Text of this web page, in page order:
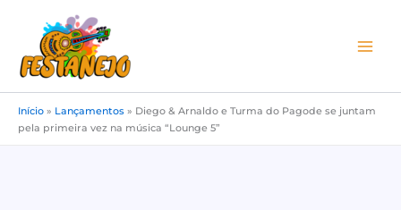
conteúdo
Início » Lançamentos » Diego & Arnaldo e Turma do Pagode se juntam
pela primeira vez na música “Lounge 5”